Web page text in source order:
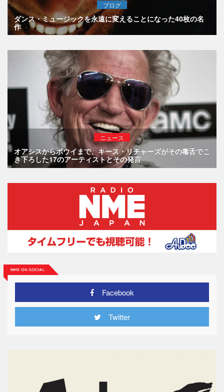
ブログ
ダンス・ミュージックを永遠に変えることになった40枚の名
作
ニュース
オアシスからボウイまで、キース・リチャーズがその毒舌でこ
き下ろした17のアーティストとその発言
Facebook
Twitter